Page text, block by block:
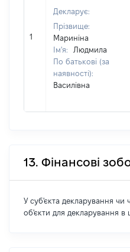
1
Декларує:
Прізвище:
Мариніна
Ім'я:
Людмила
По батькові (за
наявності):
Василівна
13. Фінансові
У суб'єкта декларування чи
об'єкти для декларування в